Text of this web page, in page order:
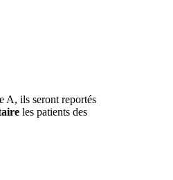
A, ils seront reportés
les patients des